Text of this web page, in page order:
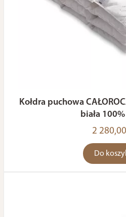
Kołdra puchowa
biała
2 280,00
Do